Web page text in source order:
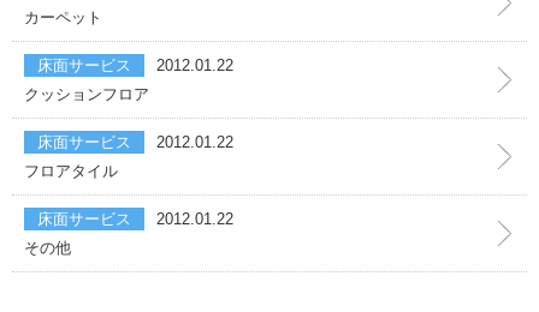
カーペット
床面サービス
2012.01.22
クッションフロア
床面サービス
2012.01.22
フロアタイル
床面サービス
2012.01.22
その他
リフォームパック